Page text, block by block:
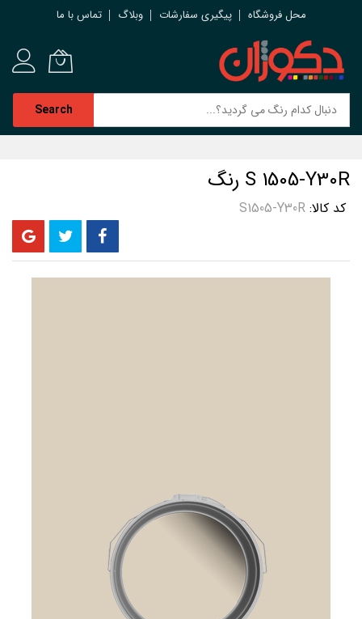
محل فروشگاه پیگیری سفارشات وبلاگ تماس با ما
Search
محتوا
S 1505-Y30R رنگ
کد کالا S1505-Y30R